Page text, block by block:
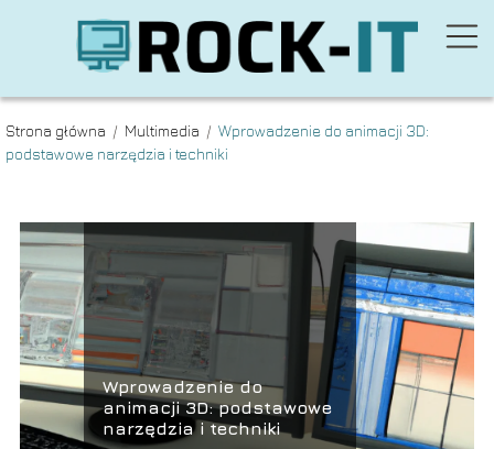
Strona główna / Multimedia / Wprowadzenie do animacji 3D:
podstawowe narzędzia i techniki
Wprowadzenie do
animacji 3D: podstawowe
narzędzia i techniki